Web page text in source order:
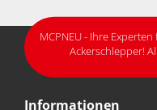
MCPNEU - Ihre
Ackerschlepper!
Informationen